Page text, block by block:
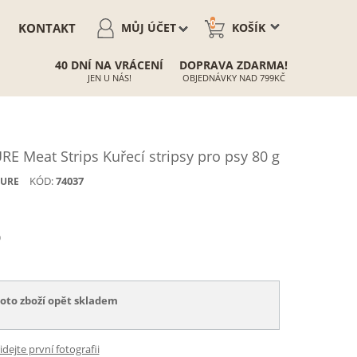
KOŠÍK
0
MŮJ ÚČET
KONTAKT
40 DNÍ NA VRÁCENÍ
JEN U NÁS!
DOPRAVA ZDARMA!
OBJEDNÁVKY NAD 799KČ
Meat Strips Kuřecí stripsy pro psy 80 g
KÓD:74037
zboží opět skladem
první fotografii